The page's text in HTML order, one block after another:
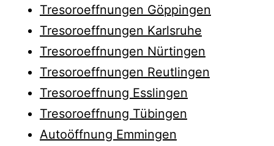
Tresoroeffnungen Göppingen
Tresoroeffnungen Karlsruhe
Tresoroeffnungen Nürtingen
Tresoroeffnungen Reutlingen
Tresoroeffnung Esslingen
Tresoroeffnung Tübingen
Autoöffnung Emmingen